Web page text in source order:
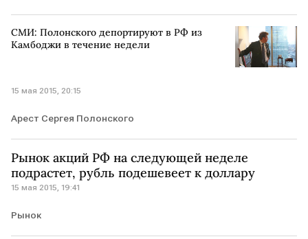
СМИ: Полонского депортируют в РФ из
Камбоджи в течение недели
15 мая 2015, 20:15
Арест Сергея Полонского
Рынок акций РФ на следующей неделе
подрастет, рубль подешевеет к доллару
15 мая 2015, 19:41
Рынок